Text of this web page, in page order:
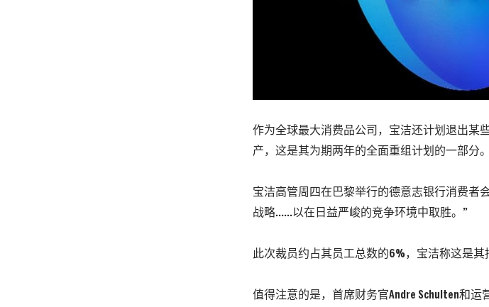
作为全球最大消费品公司，宝洁还计划退出某
产，这是其为期两年的全面重组计划的一部分。
宝洁高管周四在巴黎举行的德意志银行消费者
战略……以在日益严峻的竞争环境中取胜。”
此次裁员约占其员工总数的6%，宝洁称这是其
值得注意的是，首席财务官Andre Schulten和运